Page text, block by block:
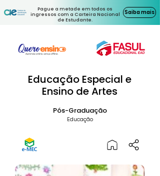
Pague a metade em todos os
ingressos com a Carteira Nacional
de Estudante.
Saiba mais
Educação Especial e
Ensino de Artes
Pós-Graduação
Educação